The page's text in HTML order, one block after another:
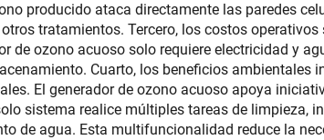
producido ataca directamente las paredes
tratamientos. Tercero, los costos
de ozono acuoso solo requiere electricidad y
Cuarto, los beneficios ambientales
El generador de ozono acuoso apoya
sistema realice múltiples tareas de limpieza,
de agua. Esta multifuncionalidad reduce la